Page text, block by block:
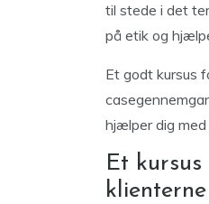
til stede i det
på etik og
Et godt kursus
hjælper dig
Et
klienterne